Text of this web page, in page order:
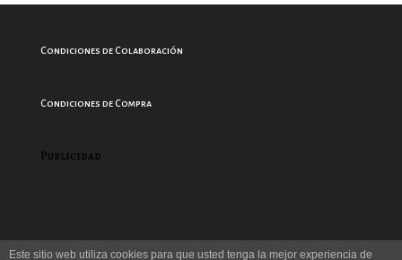
Condiciones de Colaboración
Condiciones de Compra
Publicidad
Este sitio web utiliza cookies para que usted tenga la mejor experiencia de